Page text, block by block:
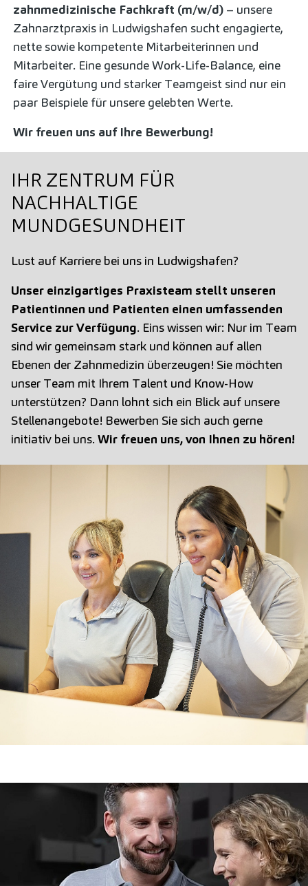
zahnmedizinische Fachkraft (m/w/d) – unsere
Zahnarztpraxis in Ludwigshafen sucht engagierte,
nette sowie kompetente Mitarbeiterinnen und
Mitarbeiter. Eine gesunde Work-Life-Balance, eine
faire Vergütung und starker Teamgeist sind nur ein
paar Beispiele für unsere gelebten Werte.
Wir freuen uns auf Ihre Bewerbung!
IHR ZENTRUM FÜR
NACHHALTIGE
MUNDGESUNDHEIT
Lust auf Karriere bei uns in Ludwigshafen?
Unser einzigartiges Praxisteam stellt unseren
Patientinnen und Patienten einen umfassenden
Service zur Verfügung. Eins wissen wir: Nur im Team
sind wir gemeinsam stark und können auf allen
Ebenen der Zahnmedizin überzeugen! Sie möchten
unser Team mit Ihrem Talent und Know-How
unterstützen? Dann lohnt sich ein Blick auf unsere
Stellenangebote! Bewerben Sie sich auch gerne
initiativ bei uns. Wir freuen uns, von Ihnen zu hören!